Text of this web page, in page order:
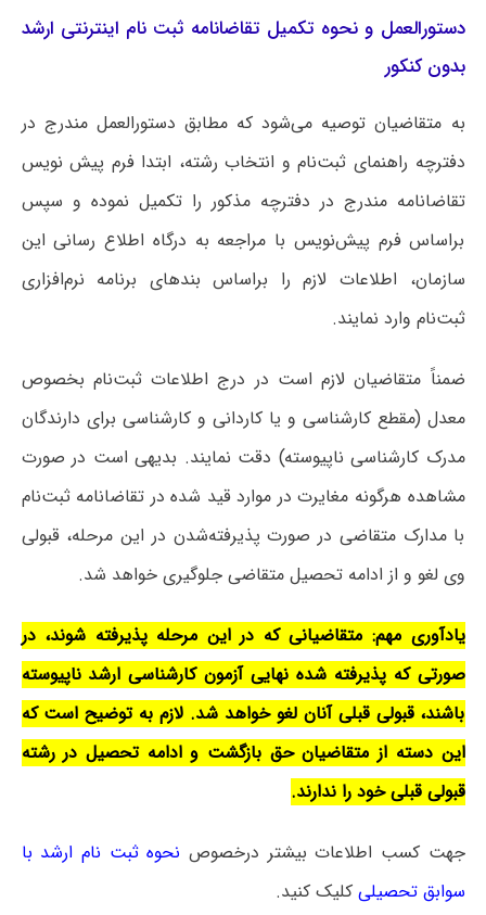
دستورالعمل و نحوه تکمیل تقاضانامه ثبت نام اینترنتی ارشد
بدون کنکور
به متقاضیان توصیه می‌شود که مطابق دستورالعمل مندرج در
دفترچه راهنمای ثبت‌نام و انتخاب رشته، ابتدا فرم پیش نویس
تقاضانامه مندرج در دفترچه مذکور را تکمیل نموده و سپس
براساس فرم پیش‌نویس با مراجعه به درگاه اطلاع رسانی این
سازمان، اطلاعات لازم را براساس بندهای برنامه ‌نرم‌افزاری
ثبت‌نام وارد نمایند.
ضمناً متقاضیان لازم است در درج اطلاعات ثبت‌نام بخصوص
معدل (مقطع کارشناسی و یا کاردانی و کارشناسی برای دارندگان
مدرک کارشناسی ناپیوسته) دقت نمایند. بدیهی است در صورت
مشاهده هرگونه مغایرت در موارد قید شده در تقاضانامه ثبت‌نام
با مدارک متقاضی در صورت پذیرفته‌شدن در این مرحله، قبولی
وی لغو و از ادامه تحصیل متقاضی جلوگیری خواهد شد.
یادآوری مهم: متقاضیانی که در این مرحله پذیرفته شوند، در
صورتی که پذیرفته شده نهایی آزمون کارشناسی ارشد ناپیوسته
باشند، قبولی قبلی آنان لغو خواهد شد. لازم به توضیح است که
این دسته از متقاضیان حق بازگشت و ادامه تحصیل در رشته
قبولی قبلی خود را ندارند.
جهت کسب اطلاعات بیشتر درخصوص نحوه ثبت نام ارشد با
سوابق تحصیلی کلیک کنید.